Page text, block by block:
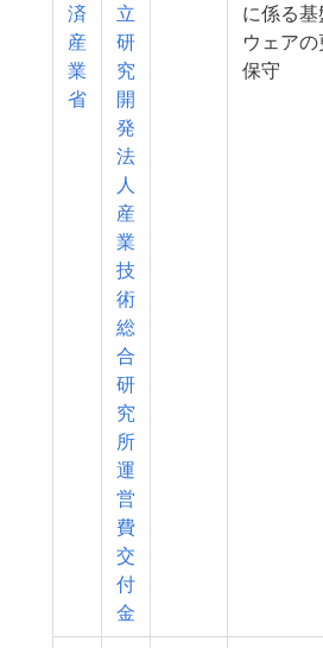
済
産
業
省
立
研
究
開
発
法
人
産
業
技
術
総
合
研
究
所
運
営
費
交
付
金
に係る基
ウェア
保守